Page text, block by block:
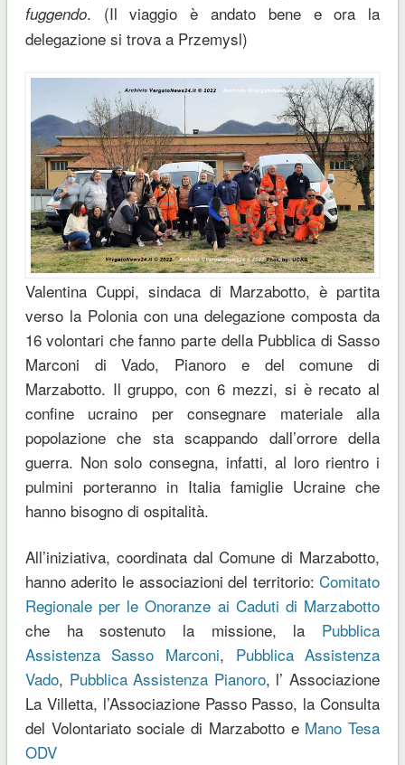
fuggendo. (Il viaggio è andato bene e ora la
delegazione si trova a Przemysl)
Valentina Cuppi, sindaca di Marzabotto, è partita
verso la Polonia con una delegazione composta da
16 volontari che fanno parte della Pubblica di Sasso
Marconi di Vado, Pianoro e del comune di
Marzabotto. Il gruppo, con 6 mezzi, si è recato al
confine ucraino per consegnare materiale alla
popolazione che sta scappando dall’orrore della
guerra. Non solo consegna, infatti, al loro rientro i
pulmini porteranno in Italia famiglie Ucraine che
hanno bisogno di ospitalità.
All’iniziativa, coordinata dal Comune di Marzabotto,
hanno aderito le associazioni del territorio:Comitato
Regionale per le Onoranze ai Caduti di Marzabotto
che ha sostenuto la missione, la Pubblica
Assistenza Sasso Marconi, Pubblica Assistenza
Vado, Pubblica Assistenza Pianoro, l’ Associazione
La Villetta, l’Associazione Passo Passo, la Consulta
del Volontariato sociale di Marzabotto e Mano Tesa
ODV